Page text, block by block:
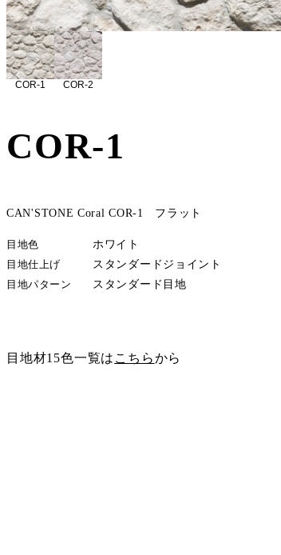
COR-1 COR-2
COR-1
CAN'STONE Coral COR-1 フラット
目地色
ホワイト
目地仕上げ
スタンダードジョイント
目地パターン
スタンダード目地
目地材15色一覧は こちらから